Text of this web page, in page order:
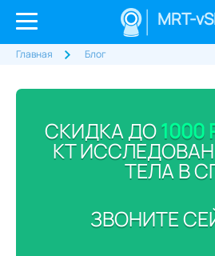
MRT-
Главная Блог
СКИДКА ДО1000
КТ
ТЕЛА В
ЗВОНИТЕ